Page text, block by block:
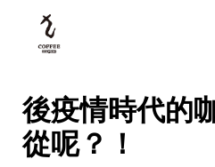
後疫情時代的
從呢？！